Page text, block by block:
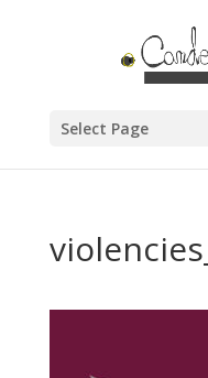
Select Page